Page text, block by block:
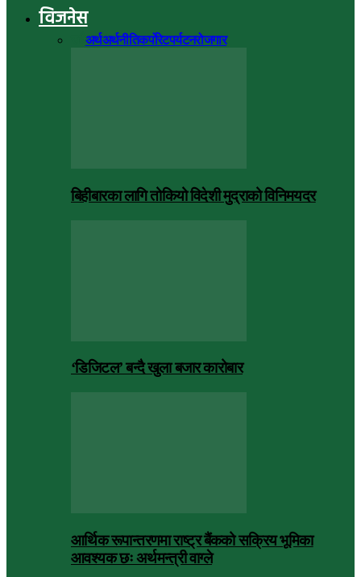
विजनेस
अर्थअर्थनीतिकर्पोरेटपर्यटनरोजगार
बिहीबारका लागि तोकियो विदेशी मुद्राको विनिमयदर
‘डिजिटल’ बन्दै खुला बजार कारोबार
आर्थिक रूपान्तरणमा राष्ट्र बैंकको सक्रिय भूमिका
आवश्यक छः अर्थमन्त्री वाग्ले